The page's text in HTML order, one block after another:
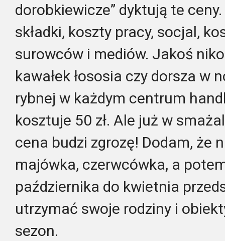
dorobkiewicze” dyktują te
składki, koszty pracy, socjal,
surowców i mediów. Jakoś
kawałek łososia czy dorsza w
rybnej w każdym centrum
kosztuje 50 zł. Ale już w
cena budzi zgrozę! Dodam, że
majówka, czerwcówka, a
października do kwietnia
utrzymać swoje rodziny i
sezon.